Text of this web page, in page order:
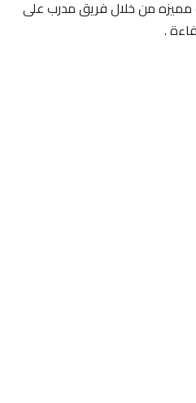
مميزه من خلال فريق مدرب على
.